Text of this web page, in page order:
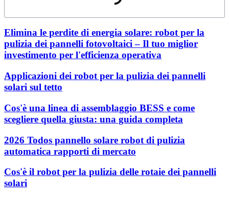
Elimina le perdite di energia solare: robot per la
pulizia dei pannelli fotovoltaici – Il tuo miglior
investimento per l'efficienza operativa
Applicazioni dei robot per la pulizia dei pannelli
solari sul tetto
Cos'è una linea di assemblaggio BESS e come
scegliere quella giusta: una guida completa
2026 Todos pannello solare robot di pulizia
automatica rapporti di mercato
Cos'è il robot per la pulizia delle rotaie dei pannelli
solari